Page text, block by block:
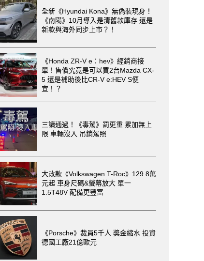
全新《Hyundai Kona》無偽裝現身！
《南陽》10月導入是清舊款庫存 還是
新款與海外同步上市？！
《Honda ZR-V e：hev》經銷商接
單！售價究竟是可以買2台Mazda CX-
5 還是補助後比CR-V e:HEV S便
宜！？
三讀通過！《毒駕》罰更重 累加無上
限 車輛沒入 吊銷駕照
大改款《Volkswagen T-Roc》129.8萬
元起 車身尺碼&螢幕放大 單一
1.5T48V 配備更豐富
《Porsche》裁員5千人 獎金縮水 投資
德國工廠21億歐元